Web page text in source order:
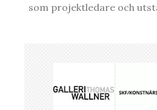
som projektledare och